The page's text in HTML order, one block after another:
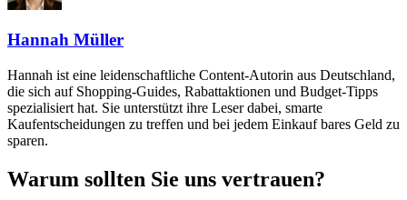
Hannah Müller
Hannah ist eine leidenschaftliche Content-Autorin aus Deutschland,
die sich auf Shopping-Guides, Rabattaktionen und Budget-Tipps
spezialisiert hat. Sie unterstützt ihre Leser dabei, smarte
Kaufentscheidungen zu treffen und bei jedem Einkauf bares Geld zu
sparen.
Warum sollten Sie uns vertrauen?